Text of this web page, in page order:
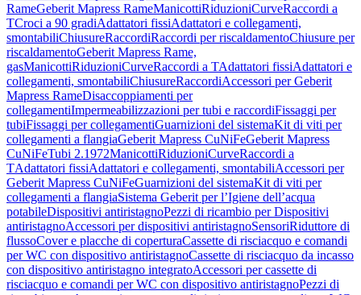
RameGeberit Mapress RameManicottiRiduzioniCurveRaccordi a
TCroci a 90 gradiAdattatori fissiAdattatori e collegamenti,
smontabiliChiusureRaccordiRaccordi per riscaldamentoChiusure per
riscaldamentoGeberit Mapress Rame,
gasManicottiRiduzioniCurveRaccordi a TAdattatori fissiAdattatori e
collegamenti, smontabiliChiusureRaccordiAccessori per Geberit
Mapress RameDisaccoppiamenti per
collegamentiImpermeabilizzazioni per tubi e raccordiFissaggi per
tubiFissaggi per collegamentiGuarnizioni del sistemaKit di viti per
collegamenti a flangiaGeberit Mapress CuNiFeGeberit Mapress
CuNiFeTubi 2.1972ManicottiRiduzioniCurveRaccordi a
TAdattatori fissiAdattatori e collegamenti, smontabiliAccessori per
Geberit Mapress CuNiFeGuarnizioni del sistemaKit di viti per
collegamenti a flangiaSistema Geberit per l’Igiene dell’acqua
potabileDispositivi antiristagnoPezzi di ricambio per Dispositivi
antiristagnoAccessori per dispositivi antiristagnoSensoriRiduttore di
flussoCover e placche di coperturaCassette di risciacquo e comandi
per WC con dispositivo antiristagnoCassette di risciacquo da incasso
con dispositivo antiristagno integratoAccessori per cassette di
risciacquo e comandi per WC con dispositivo antiristagnoPezzi di